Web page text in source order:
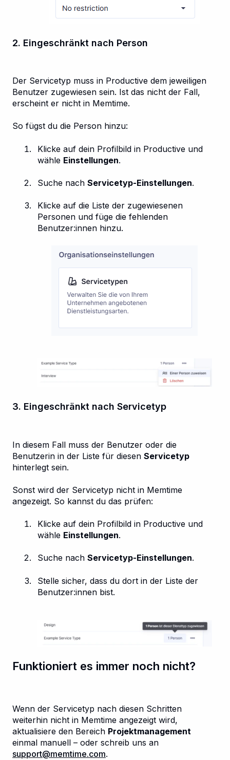
2. Eingeschränkt nach Person
Der Servicetyp muss in Productive dem jeweiligen
Benutzer zugewiesen sein. Ist das nicht der Fall,
erscheint er nicht in Memtime.
So fügst du die Person hinzu:
Klicke auf dein Profilbild in Productive und
wähle Einstellungen.
Suche nach Servicetyp-Einstellungen.
Klicke auf die Liste der zugewiesenen
Personen und füge die fehlenden
Benutzer:innen hinzu.
3. Eingeschränkt nach Servicetyp
In diesem Fall muss der Benutzer oder die
Benutzerin in der Liste für diesen Servicetyp
hinterlegt sein.
Sonst wird der Servicetyp nicht in Memtime
angezeigt. So kannst du das prüfen:
Klicke auf dein Profilbild in Productive und
wähle Einstellungen.
Suche nach Servicetyp-Einstellungen.
Stelle sicher, dass du dort in der Liste der
Benutzer:innen bist.
Funktioniert es immer noch nicht?
Wenn der Servicetyp nach diesen Schritten
weiterhin nicht in Memtime angezeigt wird,
aktualisiere den Bereich Projektmanagement
einmal manuell – oder schreib uns an
support@memtime.com.